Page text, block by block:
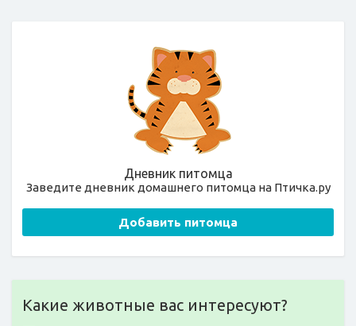
Дневник питомца
Заведите дневник домашнего питомца на Птичка.ру
Добавить питомца
Какие животные вас интересуют?